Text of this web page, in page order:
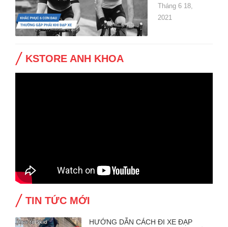
Tháng 6 18,
2021
KSTORE ANH KHOA
TIN TỨC MỚI
HƯỚNG DẪN CÁCH ĐI XE ĐẠP